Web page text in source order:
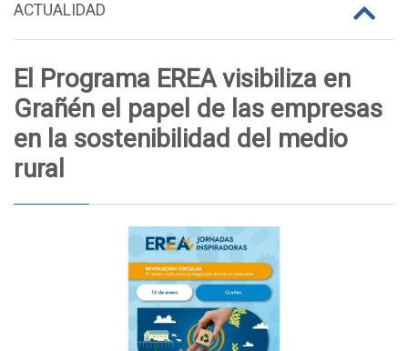
ACTUALIDAD
El Programa EREA visibiliza en
Grañén el papel de las empresas
en la sostenibilidad del medio
rural